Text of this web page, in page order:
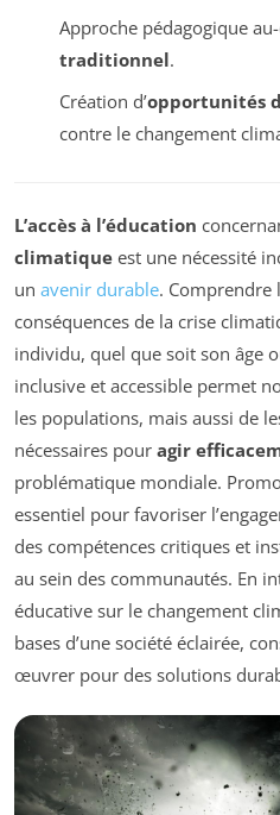
Approche pédagogique au-
traditionnel.
Création d’opportunités
contre le changement
L’accès à l’éducation
climatique est une nécessité
un avenir durable. Comprendre
conséquences de la crise
individu, quel que soit son âge
inclusive et accessible permet
les populations, mais aussi de
nécessaires pour agir
problématique mondiale.
essentiel pour favoriser
des compétences critiques et
au sein des communautés. En
éducative sur le changement
bases d’une société éclairée,
œuvrer pour des solutions